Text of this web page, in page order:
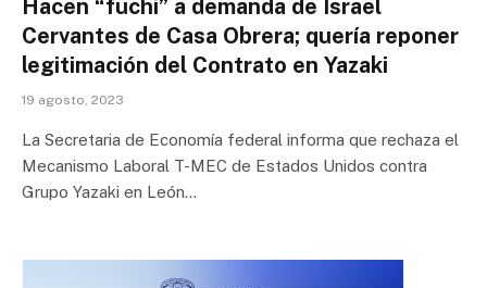
Hacen “fuchi” a demanda de Israel
Cervantes de Casa Obrera; quería reponer
legitimación del Contrato en Yazaki
19 agosto, 2023
La Secretaria de Economía federal informa que rechaza el
Mecanismo Laboral T-MEC de Estados Unidos contra
Grupo Yazaki en León…